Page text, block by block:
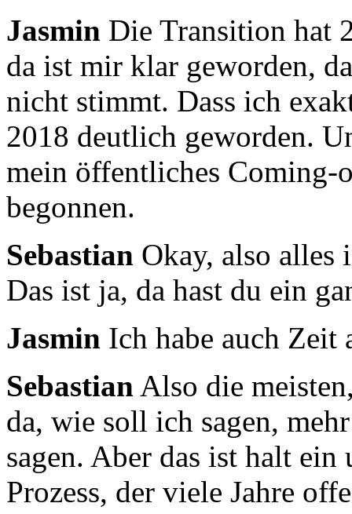
Jasmin Die Transition hat
da ist mir klar geworden,
nicht stimmt. Dass ich
2018 deutlich geworden.
mein öffentliches Coming-
begonnen.
Sebastian Okay, also alles
Das ist ja, da hast du ein
Jasmin Ich habe auch Zeit
Sebastian Also die
da, wie soll ich sagen,
sagen. Aber das ist halt ein
Prozess, der viele Jahre